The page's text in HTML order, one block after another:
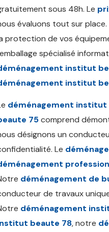
sous 48h. Le
évaluons tout sur place.
protection de vos
spécialisé
institut
institut
déménagement institut
75comprend
désignons un
Le
déménagement de
de travaux
déménagement
beaute 78, notre